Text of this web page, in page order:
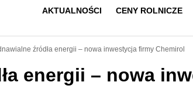
AKTUALNOŚCI CENY ROLNICZE
źródła energii – nowa inwestycja firmy Chemirol
energii – nowa